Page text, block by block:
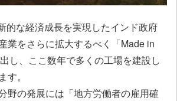
的な経済成長を実現したインド政府
業をさらに拡大するべく「Made in
し、ここ数年で多くの工場を建設し
。
野の発展には「地方労働者の雇用確